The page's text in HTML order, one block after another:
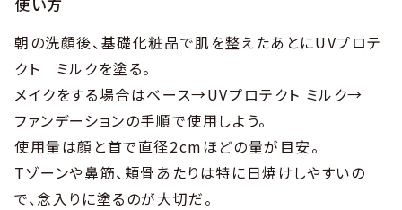
朝の洗顔後、基礎化粧品で肌を整えたあとにUVプロテ
クト ミルクを塗る。
メイクをする場合はベース→UVプロテクト ミルク→
ファンデーションの手順で使用しよう。
使用量は顔と首で直径2cmほどの量が目安。
Tゾーンや鼻筋、頬骨あたりは特に日焼けしやすいの
で、念入りに塗るのが大切だ。